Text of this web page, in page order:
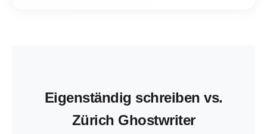
Eigenständig schreiben vs.
Zürich Ghostwriter